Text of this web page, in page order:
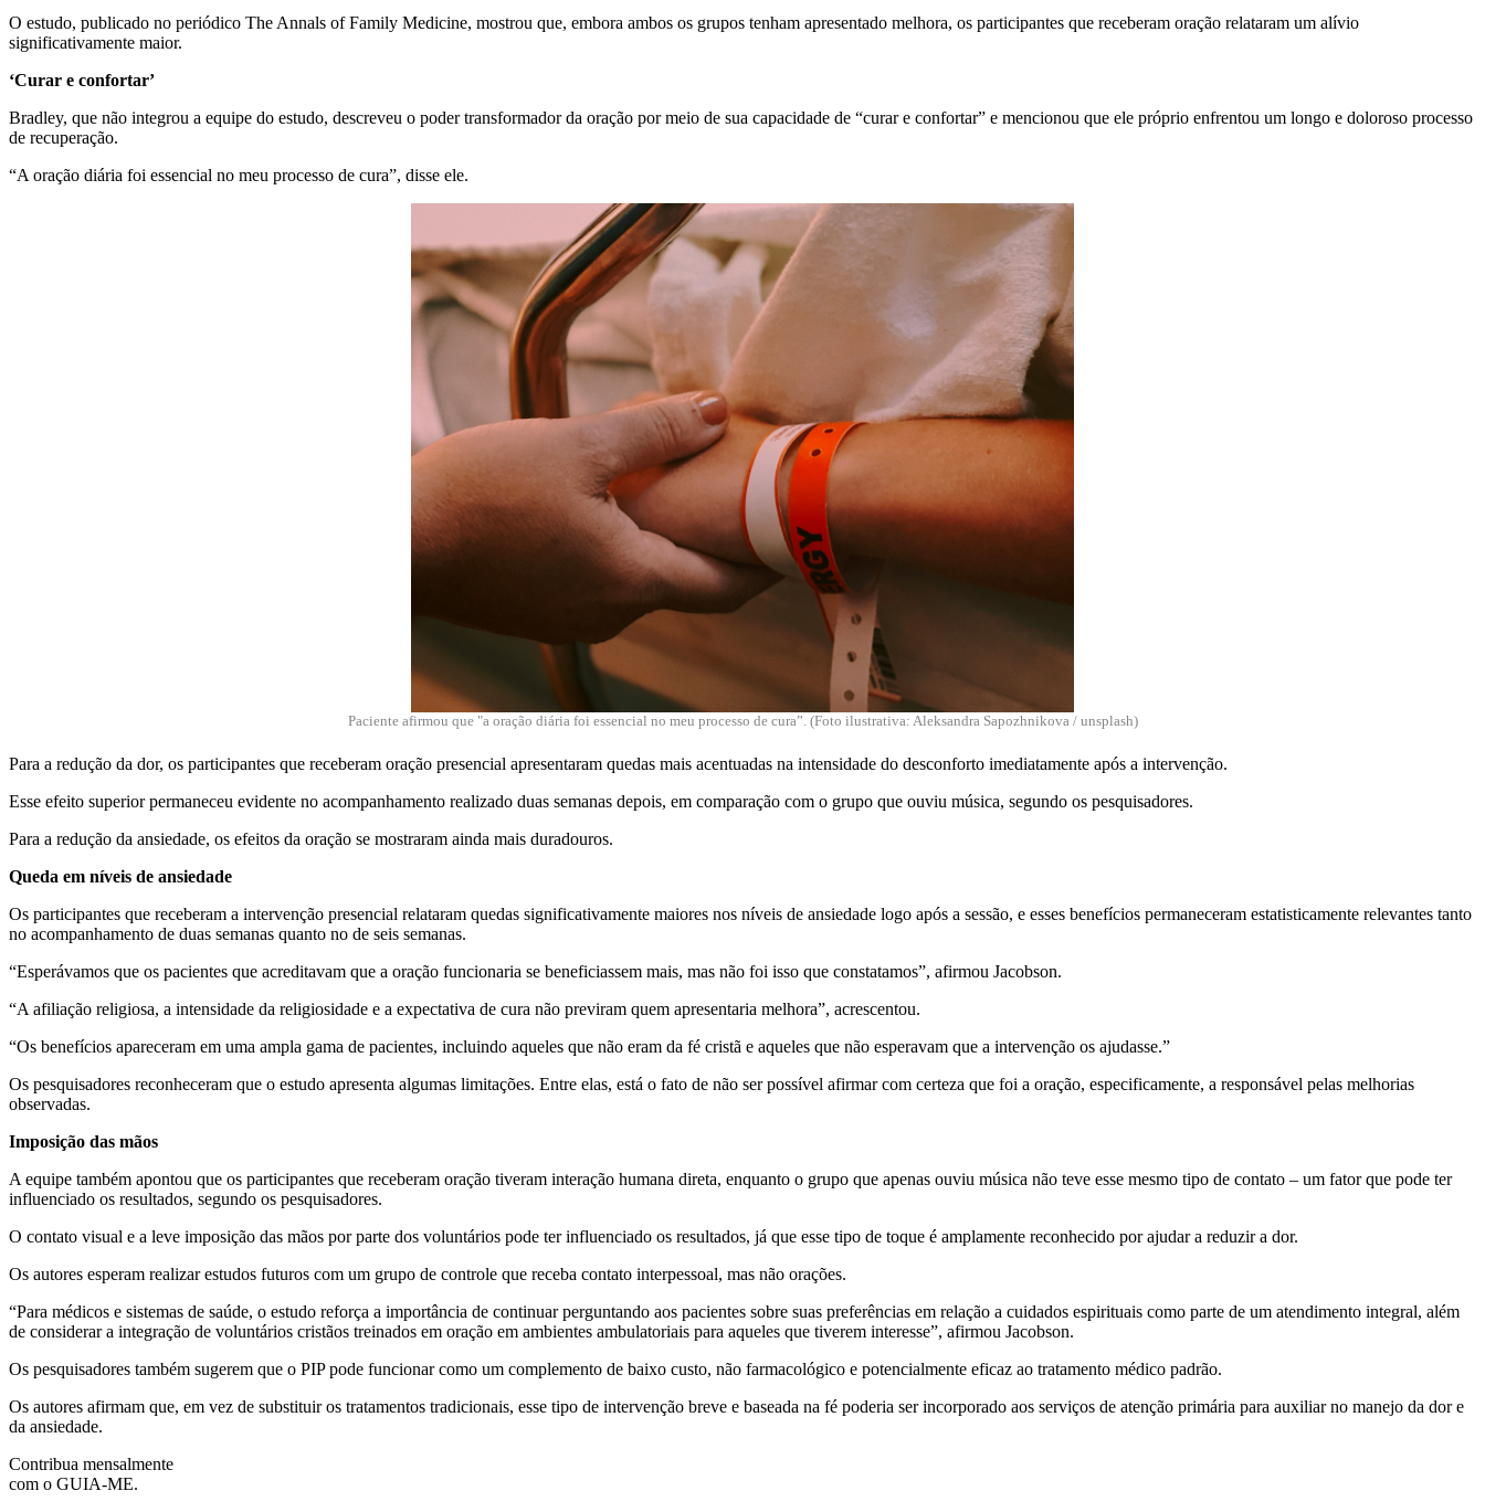
O estudo, publicado no periódico The Annals of Family Medicine, mostrou que, embora ambos os grupos tenham apresentado melhora, os participantes que receberam oração relataram um alívio
significativamente maior.
‘Curar e confortar’
Bradley, que não integrou a equipe do estudo, descreveu o poder transformador da oração por meio de sua capacidade de “curar e confortar” e mencionou que ele próprio enfrentou um longo e doloroso processo
de recuperação.
“A oração diária foi essencial no meu processo de cura”, disse ele.
Paciente afirmou que "a oração diária foi essencial no meu processo de cura”. (Foto ilustrativa: Aleksandra Sapozhnikova / unsplash)
Para a redução da dor, os participantes que receberam oração presencial apresentaram quedas mais acentuadas na intensidade do desconforto imediatamente após a intervenção.
Esse efeito superior permaneceu evidente no acompanhamento realizado duas semanas depois, em comparação com o grupo que ouviu música, segundo os pesquisadores.
Para a redução da ansiedade, os efeitos da oração se mostraram ainda mais duradouros.
Queda em níveis de ansiedade
Os participantes que receberam a intervenção presencial relataram quedas significativamente maiores nos níveis de ansiedade logo após a sessão, e esses benefícios permaneceram estatisticamente relevantes tanto
no acompanhamento de duas semanas quanto no de seis semanas.
“Esperávamos que os pacientes que acreditavam que a oração funcionaria se beneficiassem mais, mas não foi isso que constatamos”, afirmou Jacobson.
“A afiliação religiosa, a intensidade da religiosidade e a expectativa de cura não previram quem apresentaria melhora”, acrescentou.
“Os benefícios apareceram em uma ampla gama de pacientes, incluindo aqueles que não eram da fé cristã e aqueles que não esperavam que a intervenção os ajudasse.”
Os pesquisadores reconheceram que o estudo apresenta algumas limitações. Entre elas, está o fato de não ser possível afirmar com certeza que foi a oração, especificamente, a responsável pelas melhorias
observadas.
Imposição das mãos
A equipe também apontou que os participantes que receberam oração tiveram interação humana direta, enquanto o grupo que apenas ouviu música não teve esse mesmo tipo de contato – um fator que pode ter
influenciado os resultados, segundo os pesquisadores.
O contato visual e a leve imposição das mãos por parte dos voluntários pode ter influenciado os resultados, já que esse tipo de toque é amplamente reconhecido por ajudar a reduzir a dor.
Os autores esperam realizar estudos futuros com um grupo de controle que receba contato interpessoal, mas não orações.
“Para médicos e sistemas de saúde, o estudo reforça a importância de continuar perguntando aos pacientes sobre suas preferências em relação a cuidados espirituais como parte de um atendimento integral, além
de considerar a integração de voluntários cristãos treinados em oração em ambientes ambulatoriais para aqueles que tiverem interesse”, afirmou Jacobson.
Os pesquisadores também sugerem que o PIP pode funcionar como um complemento de baixo custo, não farmacológico e potencialmente eficaz ao tratamento médico padrão.
Os autores afirmam que, em vez de substituir os tratamentos tradicionais, esse tipo de intervenção breve e baseada na fé poderia ser incorporado aos serviços de atenção primária para auxiliar no manejo da dor e
da ansiedade.
Contribua mensalmente
com o GUIA-ME.